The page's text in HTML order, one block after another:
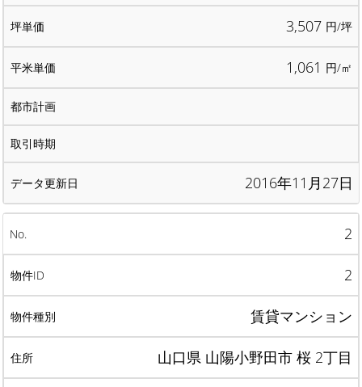
3,507 円/坪
1,061 円/㎡
2016年11月27日
2
2
賃貸マンション
山口県 山陽小野田市 桜 2丁目